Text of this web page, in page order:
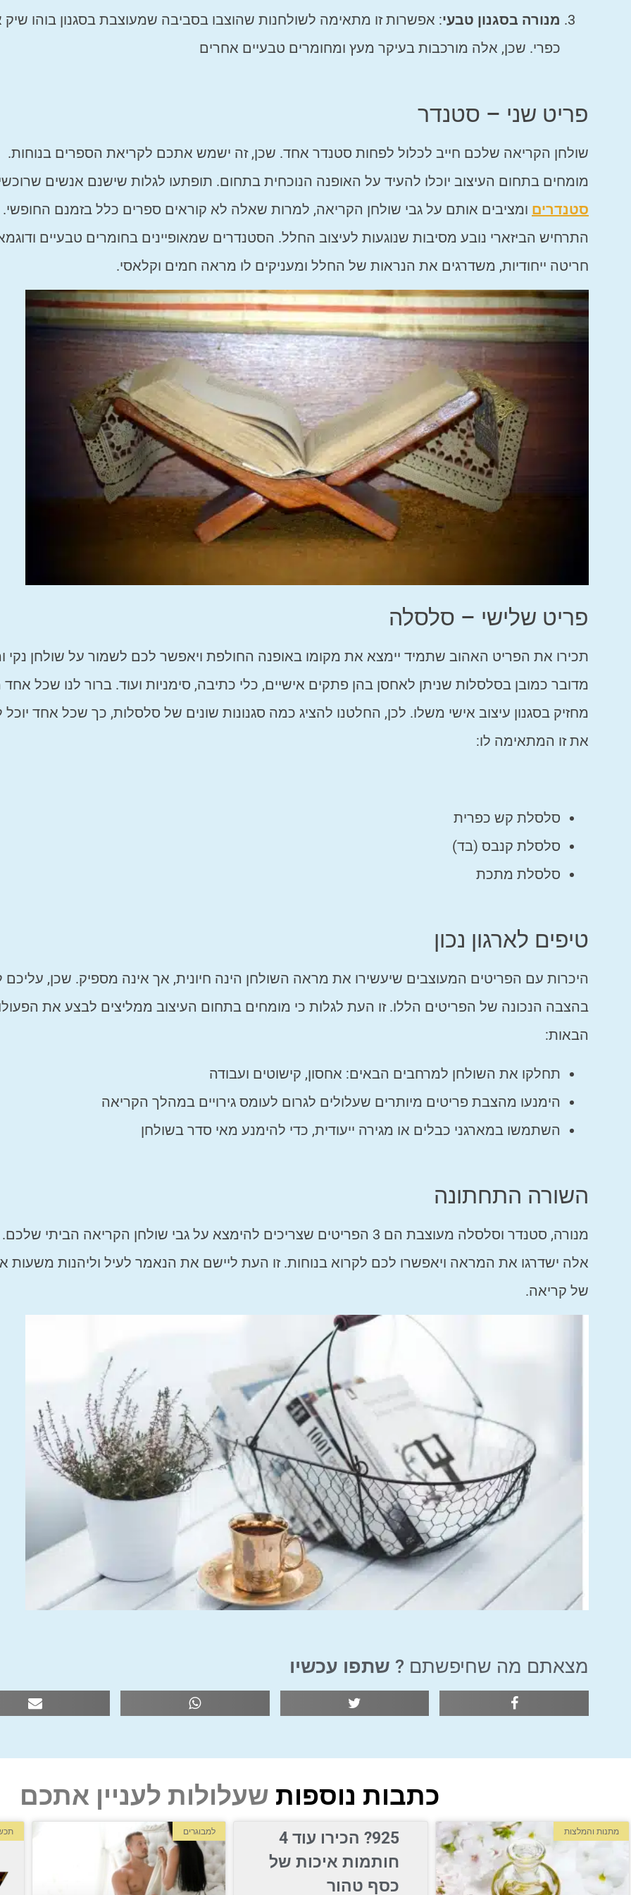
מנורה בסגנון טבעי: אפשרות זו מתאימה לשולחנות שהוצבו בסביבה שמעוצבת בסגנון בוהו שיק
כפרי. שכן, אלה מורכבות בעיקר מעץ ומחומרים טבעיים אחרים
פריט שני – סטנדר
שולחן הקריאה שלכם חייב לכלול לפחות סטנדר אחד. שכן, זה ישמש אתכם לקריאת הספרים בנוחות.
מומחים בתחום העיצוב יוכלו להעיד על האופנה הנוכחית בתחום. תופתעו לגלות שישנם אנשים
סטנדרים ומציבים אותם על גבי שולחן הקריאה, למרות שאלה לא קוראים ספרים כלל בזמנם החופשי.
התרחיש הביזארי נובע מסיבות שנוגעות לעיצוב החלל. הסטנדרים שמאופיינים בחומרים טבעיים
חריטה ייחודיות, משדרגים את הנראות של החלל ומעניקים לו מראה חמים וקלאסי.
פריט שלישי – סלסלה
תכירו את הפריט האהוב שתמיד יימצא את מקומו באופנה החולפת ויאפשר לכם לשמור על שולחן נקי
מדובר כמובן בסלסלות שניתן לאחסן בהן פתקים אישיים, כלי כתיבה, סימניות ועוד. ברור לנו שכל
מחזיק בסגנון עיצוב אישי משלו. לכן, החלטנו להציג כמה סגנונות שונים של סלסלות, כך שכל אחד יוכל
את זו המתאימה לו:
סלסלת קש כפרית
סלסלת קנבס (בד)
סלסלת מתכת
טיפים לארגון נכון
היכרות עם הפריטים המעוצבים שיעשירו את מראה השולחן הינה חיונית, אך אינה מספיק. שכן, עליכם
בהצבה הנכונה של הפריטים הללו. זו העת לגלות כי מומחים בתחום העיצוב ממליצים לבצע את
הבאות:
תחלקו את השולחן למרחבים הבאים: אחסון, קישוטים ועבודה
הימנעו מהצבת פריטים מיותרים שעלולים לגרום לעומס גירויים במהלך הקריאה
השתמשו במארגני כבלים או מגירה ייעודית, כדי להימנע מאי סדר בשולחן
השורה התחתונה
מנורה, סטנדר וסלסלה מעוצבת הם 3 הפריטים שצריכים להימצא על גבי שולחן הקריאה הביתי
אלה ישדרגו את המראה ויאפשרו לכם לקרוא בנוחות. זו העת ליישם את הנאמר לעיל וליהנות משעות
של קריאה.
מצאתם מה שחיפשתם ? שתפו עכשיו
כתבות נוספות שעלולות לעניין אתכם
מתנות והמלצות
925? הכירו עוד 4
חותמות איכות של
כסף טהור
למבוגרים